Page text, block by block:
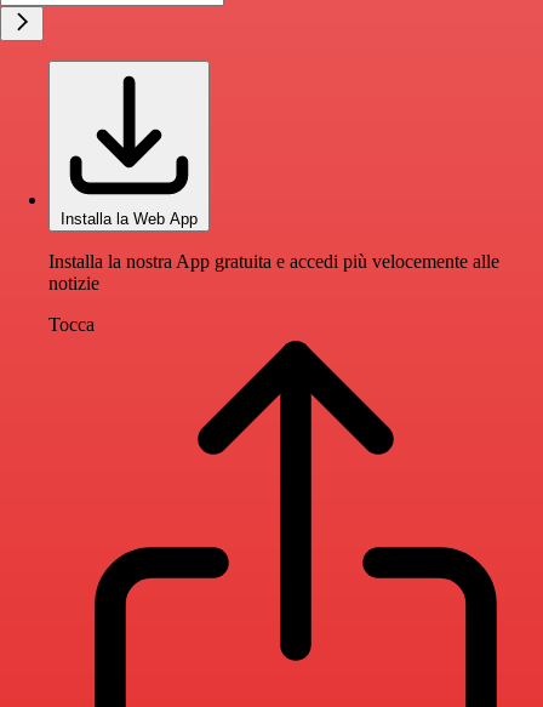
Installa la Web App
Installa la nostra App gratuita e accedi più velocemente alle
notizie
Tocca